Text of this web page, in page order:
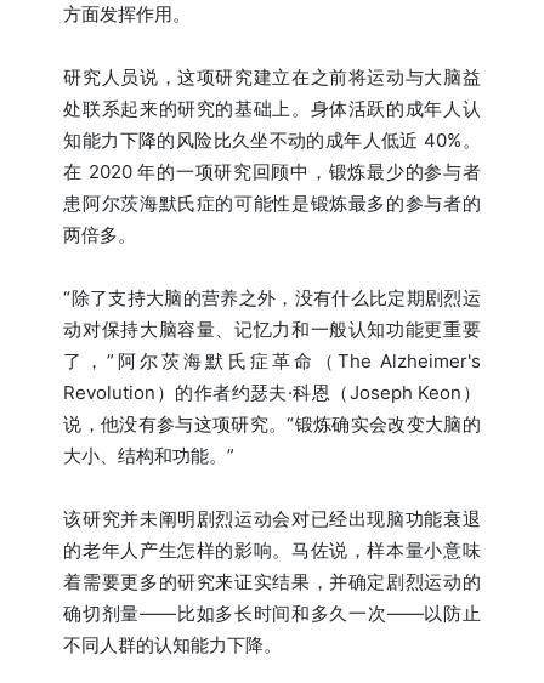
方面发挥作用。
研究人员说，这项研究建立在之前将运动与大脑益
处联系起来的研究的基础上。身体活跃的成年人认
知能力下降的风险比久坐不动的成年人低近 40%。
在 2020 年的一项研究回顾中，锻炼最少的参与者
患阿尔茨海默氏症的可能性是锻炼最多的参与者的
两倍多。
“除了支持大脑的营养之外，没有什么比定期剧烈运
动对保持大脑容量、记忆力和一般认知功能更重要
了，”阿尔茨海默氏症革命（The Alzheimer's
Revolution）的作者约瑟夫·科恩（Joseph Keon）
说，他没有参与这项研究。“锻炼确实会改变大脑的
大小、结构和功能。”
该研究并未阐明剧烈运动会对已经出现脑功能衰退
的老年人产生怎样的影响。马佐说，样本量小意味
着需要更多的研究来证实结果，并确定剧烈运动的
确切剂量——比如多长时间和多久一次——以防止
不同人群的认知能力下降。